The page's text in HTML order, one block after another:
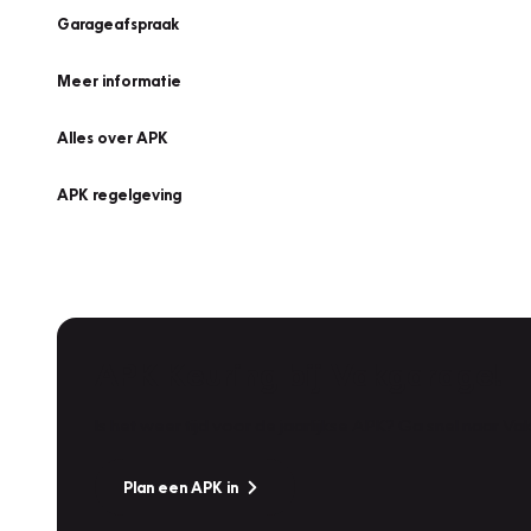
Garageafspraak
Meer informatie
Alles over APK
APK regelgeving
Plan een APK in